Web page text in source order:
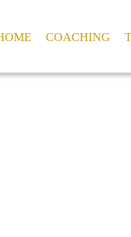
COACHING